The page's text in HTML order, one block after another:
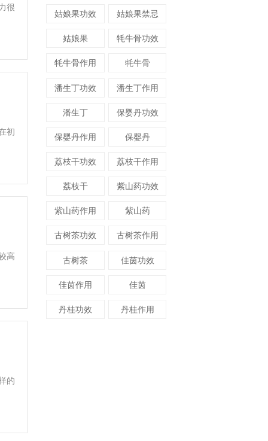
很
初
高
的
姑娘果功效 姑娘果禁忌
姑娘果 牦牛骨功效
牦牛骨作用 牦牛骨
潘生丁功效 潘生丁作用
潘生丁 保婴丹功效
保婴丹作用 保婴丹
荔枝干功效 荔枝干作用
荔枝干 紫山药功效
紫山药作用 紫山药
古树茶功效 古树茶作用
古树茶 佳茵功效
佳茵作用 佳茵
丹桂功效 丹桂作用